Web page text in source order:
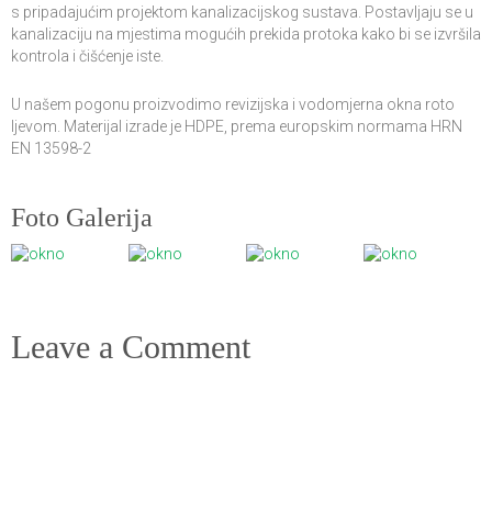
s pripadajućim projektom kanalizacijskog sustava. Postavljaju se u
kanalizaciju na mjestima mogućih prekida protoka kako bi se izvršila
kontrola i čišćenje iste.
U našem pogonu proizvodimo revizijska i vodomjerna okna roto
ljevom. Materijal izrade je HDPE, prema europskim normama HRN
EN 13598-2
Foto Galerija
Leave a Comment